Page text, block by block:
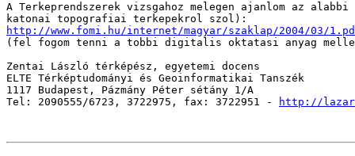
A Terkeprendszerek vizsgahoz melegen ajanlom az
http://www.fomi.hu/internet/magyar/szaklap/2004/03/
(fel fogom tenni a tobbi digitalis oktatasi anyag
Zentai László térképész, egyetemi docens
ELTE Térképtudományi és Geoinformatikai Tanszék
1117 Budapest, Pázmány Péter sétány 1/A
Tel: 2090555/6723, 3722975, fax: 3722951 -
http://